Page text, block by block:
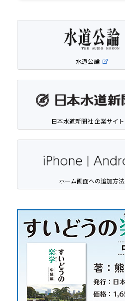
マイクリップに追加
マイクリップに追加
水道公論
日本水道新聞社 企業サイト
ホーム画面への追加方法